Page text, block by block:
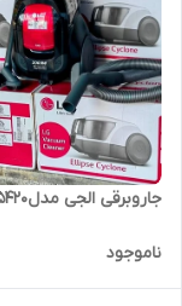
جاروبرقی الجی مدل5420
ناموجود